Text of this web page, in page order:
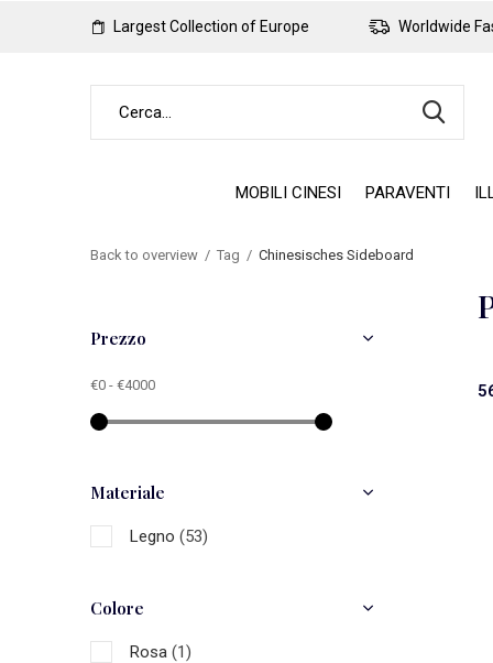
MOBILI CINESI PARAVENTI
Largest Collection of Europe Worldwide
Back to overview Tag Chinesisches Sideboard
Prezzo
€0 - €4000
Materiale
Legno (53)
Colore
Rosa (1)